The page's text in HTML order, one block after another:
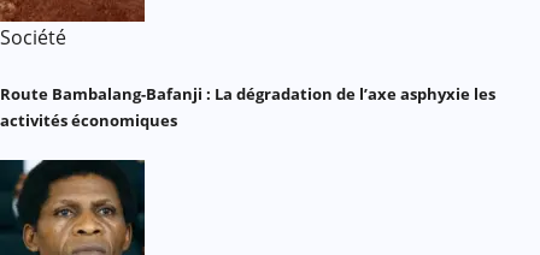
Société
Route Bambalang-Bafanji : La dégradation de l’axe asphyxie les
activités économiques